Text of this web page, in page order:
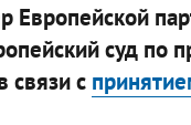
Европейской
суд по
связи с